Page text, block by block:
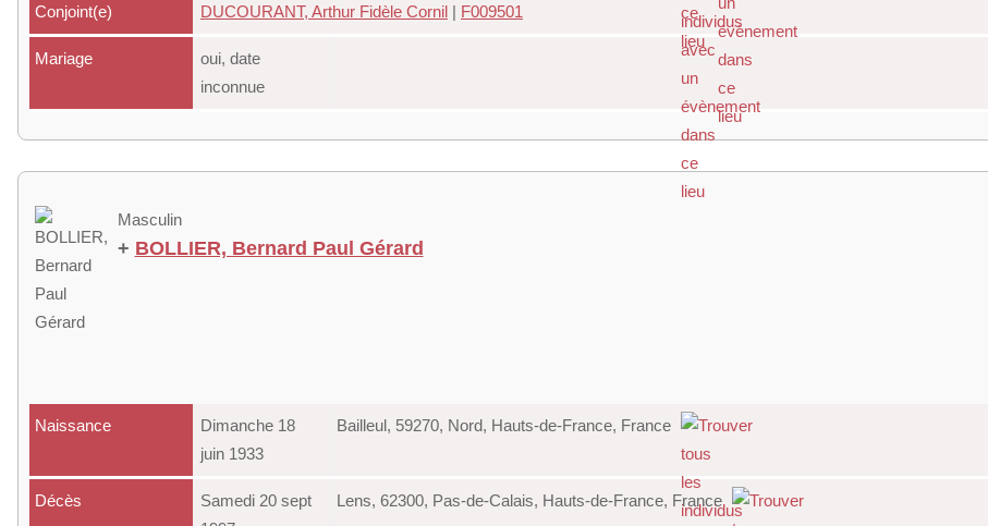
Conjoint(e) DUCOURANT, Arthur Fidèle Cornil | F009501
Mariage
oui, date
inconnue
Masculin
+ BOLLIER, Bernard Paul Gérard
Naissance
Dimanche 18
juin 1933
Bailleul, 59270, Nord, Hauts-de-France, France
Décès
Samedi 20 sept
Lens, 62300, Pas-de-Calais, Hauts-de-France, France